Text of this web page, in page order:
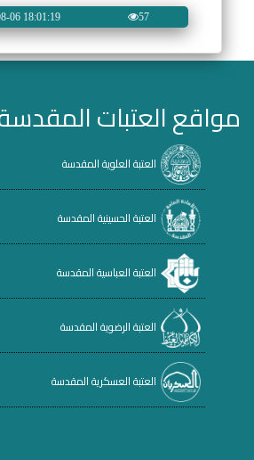
57
06 18:01:19
مواقع العتبات
العتبة العلوية المقدسة
العتبة الحسينية المقدسة
العتبة العباسية المقدسة
العتبة الرضوية المقدسة
العتبة العسكرية المقدسة